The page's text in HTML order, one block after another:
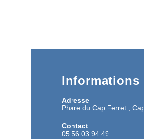
Informations
Adresse
Phare du Cap Ferret ,
Contact
05 56 03 94 49